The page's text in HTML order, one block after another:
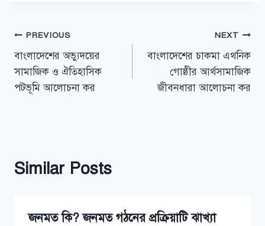
Post
navigation
PREVIOUS
বাংলাদেশের অভ্যুদয়ের
সামাজিক ও ঐতিহাসিক
পটভূমি আলোচনা কর
NEXT
বাংলাদেশের চাকমা এথনিক
গোষ্ঠীর আর্থসামাজিক
জীবনধারা আলোচনা কর
Similar Posts
জনমত কি? জনমত গঠনের প্রক্রিয়াটি ঝাখ্যা